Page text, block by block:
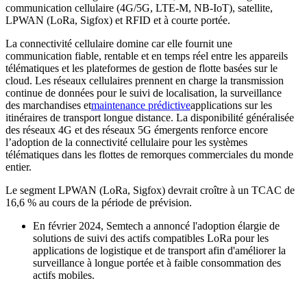
communication cellulaire (4G/5G, LTE-M, NB-IoT), satellite,
LPWAN (LoRa, Sigfox) et RFID et à courte portée.
La connectivité cellulaire domine car elle fournit une
communication fiable, rentable et en temps réel entre les appareils
télématiques et les plateformes de gestion de flotte basées sur le
cloud. Les réseaux cellulaires prennent en charge la transmission
continue de données pour le suivi de localisation, la surveillance
des marchandises etmaintenance prédictiveapplications sur les
itinéraires de transport longue distance. La disponibilité généralisée
des réseaux 4G et des réseaux 5G émergents renforce encore
l’adoption de la connectivité cellulaire pour les systèmes
télématiques dans les flottes de remorques commerciales du monde
entier.
Le segment LPWAN (LoRa, Sigfox) devrait croître à un TCAC de
16,6 % au cours de la période de prévision.
En février 2024, Semtech a annoncé l'adoption élargie de
solutions de suivi des actifs compatibles LoRa pour les
applications de logistique et de transport afin d'améliorer la
surveillance à longue portée et à faible consommation des
actifs mobiles.